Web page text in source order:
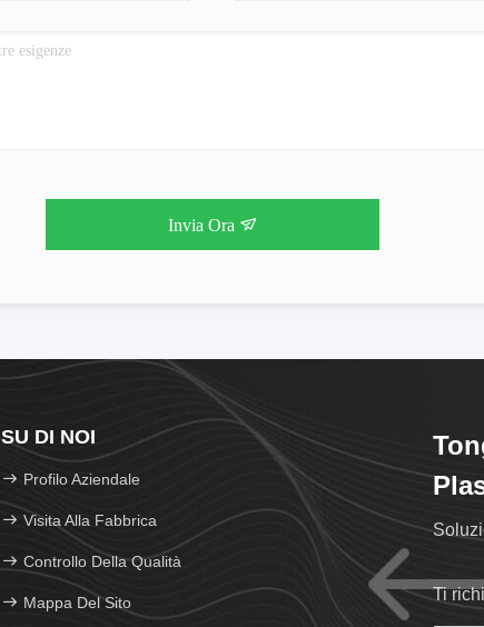
Invia Ora
SU DI NOI
Profilo Aziendale
Visita Alla Fabbrica
Controllo Della Qualità
Mappa Del Sito Ti